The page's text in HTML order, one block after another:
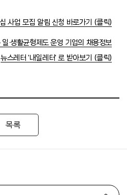
사업 모집 알림 신청 바로가기 (클릭)
·생활균형제도 운영 기업의 채용정보
뉴스레터 '내일레터' 로 받아보기 (클릭)
목록